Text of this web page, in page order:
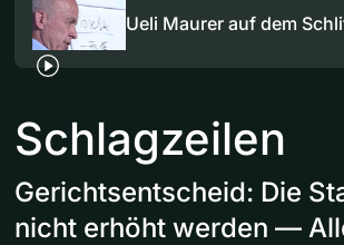
Ueli Maurer auf dem
Schlagzeilen
Gerichtsentscheid: Die
nicht erhöht werden —